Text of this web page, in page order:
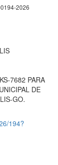
2026
7682 PARA
DE
GO.
194?